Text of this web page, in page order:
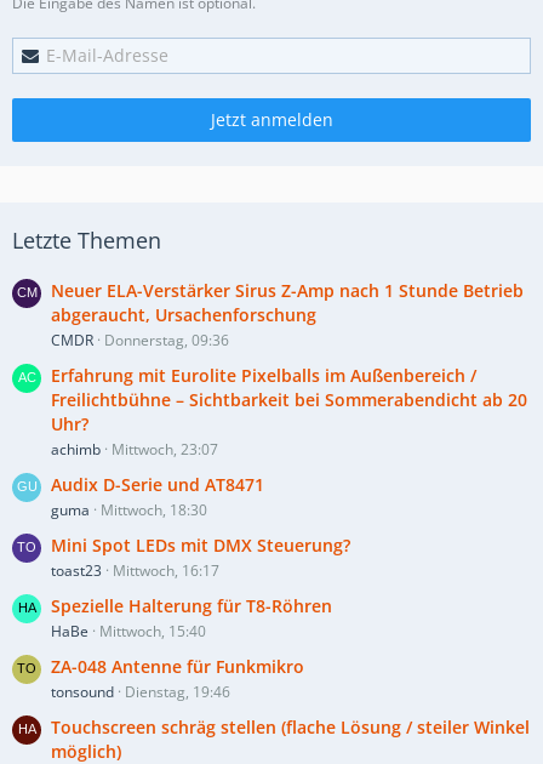
Jetzt anmelden
Letzte Themen
Neuer ELA-Verstärker Sirus Z-Amp nach 1 Stunde Betrieb
abgeraucht, Ursachenforschung
CMDR Donnerstag, 09:36
Erfahrung mit Eurolite Pixelballs im Außenbereich /
Freilichtbühne – Sichtbarkeit bei Sommerabendicht ab 20
Uhr?
achimb Mittwoch, 23:07
Audix D-Serie und AT8471
guma Mittwoch, 18:30
Mini Spot LEDs mit DMX Steuerung?
toast23 Mittwoch, 16:17
Spezielle Halterung für T8-Röhren
HaBe Mittwoch, 15:40
ZA-048 Antenne für Funkmikro
tonsound Dienstag, 19:46
Touchscreen schräg stellen (flache Lösung / steiler Winkel
möglich)